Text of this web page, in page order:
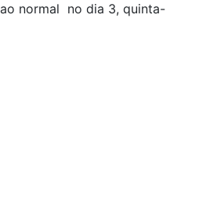
normal no dia 3, quinta-